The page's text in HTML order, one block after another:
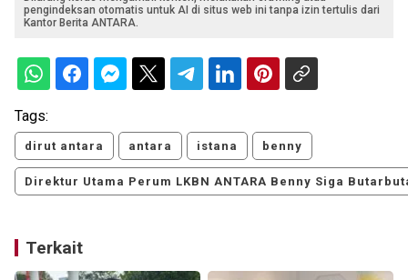
pengindeksan otomatis untuk AI di situs web ini tanpa izin tertulis dari
Kantor Berita ANTARA.
Tags:
dirut antara antara istana benny
Direktur Utama Perum LKBN ANTARA Benny Siga
Terkait